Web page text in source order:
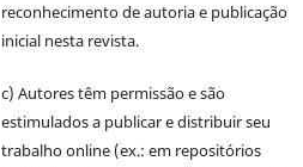
reconhecimento de autoria e publicação
inicial nesta revista.
c) Autores têm permissão e são
estimulados a publicar e distribuir seu
trabalho online (ex.: em repositórios